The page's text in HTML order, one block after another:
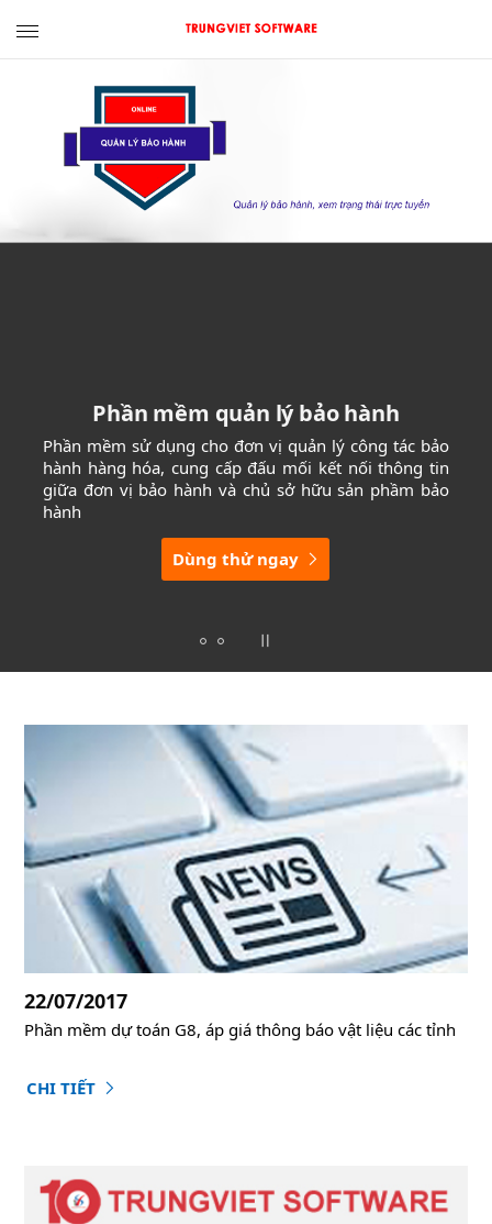
Phần mềm quản lý bảo hành
Phần mềm sử dụng cho đơn vị quản lý công tác bảo
hành hàng hóa, cung cấp đấu mối kết nối thông tin
giữa đơn vị bảo hành và chủ sở hữu sản phầm bảo
hành
Dùng thử ngay
22/07/2017
Phần mềm dự toán G8, áp giá thông báo vật liệu các tỉnh
CHI TIẾT